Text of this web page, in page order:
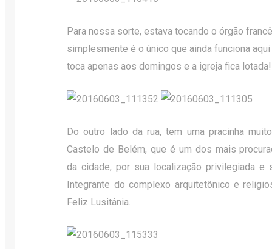
Para nossa sorte, estava tocando o órgão
simplesmente é o único que ainda funciona
toca apenas aos domingos e a igreja fica lotada!
Do outro lado da rua, tem uma pracinha
Castelo de Belém, que é um dos mais
da cidade, por sua localização privilegiada e
Integrante do complexo arquitetônico e
Feliz Lusitânia.